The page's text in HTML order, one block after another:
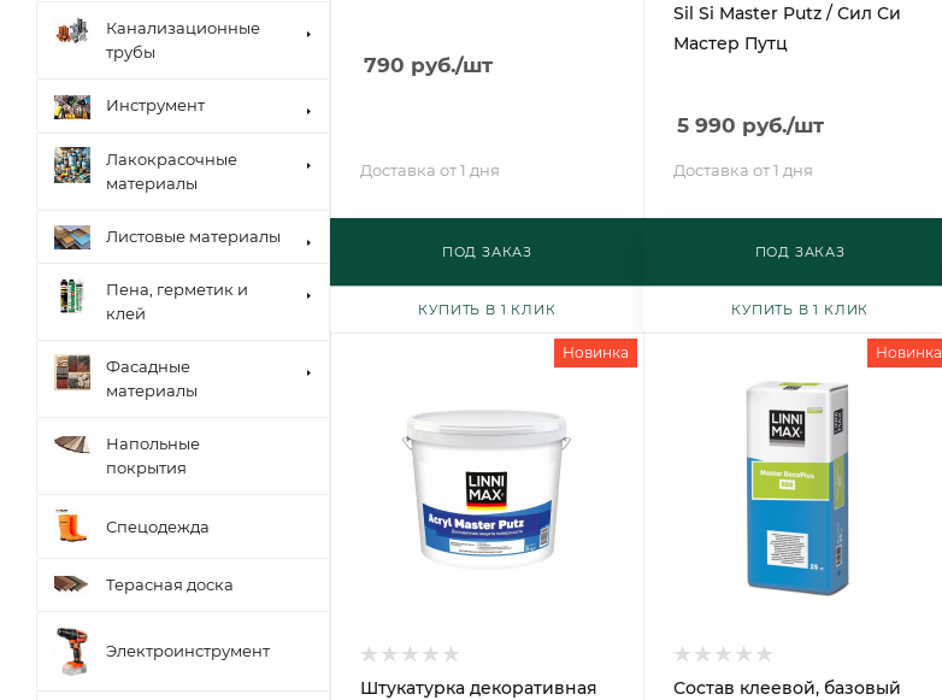
790 руб./шт
Доставка от 1 дня
ПОД ЗАКАЗ
КУПИТЬ В 1 КЛИК
Sil Si Master Putz / Сил Си
Мастер Путц
5 990 руб./шт
Доставка от 1 дня
ПОД ЗАКАЗ
КУПИТЬ В 1 КЛИК
Новинка
Штукатурка декоративная
Новинка
Состав клеевой, базовый
Канализационные
трубы
Инструмент
Лакокрасочные
материалы
Листовые материалы
Пена, герметик и
клей
Фасадные
материалы
Напольные
покрытия
Спецодежда
Терасная доска
Электроинструмент